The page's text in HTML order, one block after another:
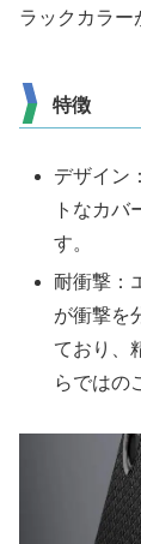
ラックカラー
特徴
デザイン
トなカバ
す。
耐衝撃：
が衝撃を
ており、
らではの